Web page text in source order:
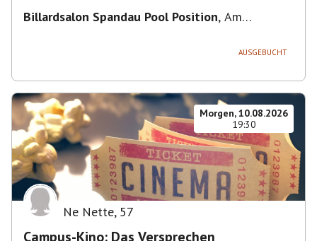
Billardsalon Spandau Pool Position, Am
AUSGEBUCHT
Morgen, 10.08.2026
19:30
Ne Nette, 57
Campus-Kino: Das Versprechen